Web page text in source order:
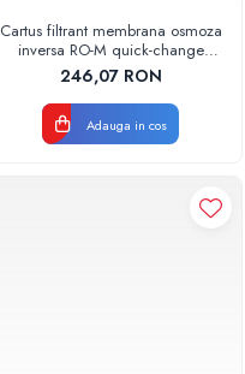
Cartus filtrant membrana osmoza
inversa RO-M quick-change
AQUA07000711001 Aquapur
Valhoh Valrom
246,07 RON
Adauga in cos